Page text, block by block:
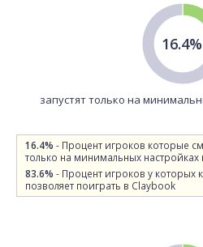
16.4%
запустят только на
16.4% - Процент игроков которые
только на минимальных настройках
83.6% - Процент игроков у которых
позволяет поиграть в Claybook